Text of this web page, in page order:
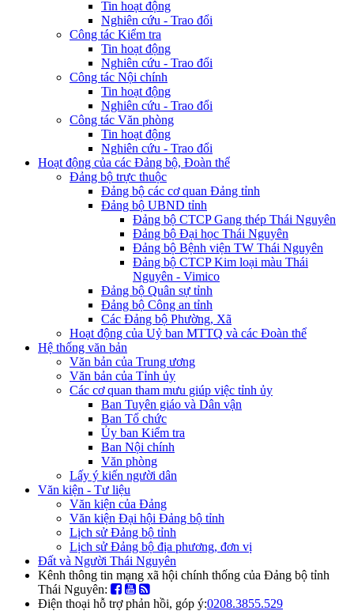
Tin hoạt động
Nghiên cứu - Trao đổi
Công tác Kiểm tra
Tin hoạt động
Nghiên cứu - Trao đổi
Công tác Nội chính
Tin hoạt động
Nghiên cứu - Trao đổi
Công tác Văn phòng
Tin hoạt động
Nghiên cứu - Trao đổi
Hoạt động của các Đảng bộ, Đoàn thể
Đảng bộ trực thuộc
Đảng bộ các cơ quan Đảng tỉnh
Đảng bộ UBND tỉnh
Đảng bộ CTCP Gang thép Thái Nguyên
Đảng bộ Đại học Thái Nguyên
Đảng bộ Bệnh viện TW Thái Nguyên
Đảng bộ CTCP Kim loại màu Thái
Nguyên - Vimico
Đảng bộ Quân sự tỉnh
Đảng bộ Công an tỉnh
Các Đảng bộ Phường, Xã
Hoạt động của Uỷ ban MTTQ và các Đoàn thể
Hệ thống văn bản
Văn bản của Trung ương
Văn bản của Tỉnh ủy
Các cơ quan tham mưu giúp việc tỉnh ủy
Ban Tuyên giáo và Dân vận
Ban Tổ chức
Ủy ban Kiểm tra
Ban Nội chính
Văn phòng
Lấy ý kiến người dân
Văn kiện - Tư liệu
Văn kiện của Đảng
Văn kiện Đại hội Đảng bộ tỉnh
Lịch sử Đảng bộ tỉnh
Lịch sử Đảng bộ địa phương, đơn vị
Đất và Người Thái Nguyên
Kênh thông tin mạng xã hội chính thống của Đảng bộ tỉnh
Thái Nguyên:
Điện thoại hỗ trợ phản hồi, góp ý:0208.3855.529